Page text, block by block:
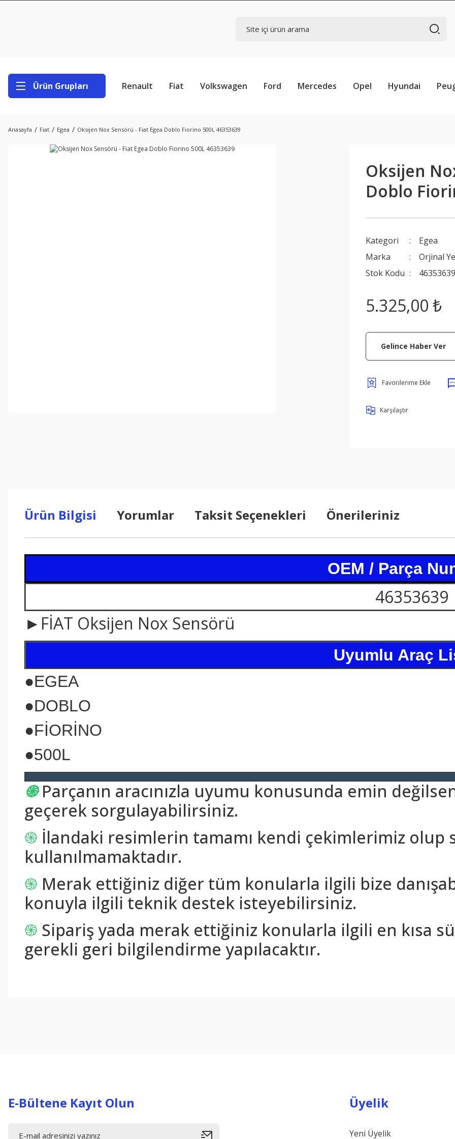
Ürün Grupları Renault Fiat Volkswagen Ford Mercedes Opel Hyundai
Anasayfa Fiat Egea Oksijen Nox Sensörü - Fiat Egea Doblo Fiorino 500L 46353639
Oksijen
Doblo
Kategori
Egea
Marka
Orjinal
Stok Kodu
46353639
5.325,00 ₺
Gelince Haber Ver
Karşılaştır
Ürün Bilgisi Yorumlar Taksit Seçenekleri Önerileriniz
OEM / Parça
46353639
►FİAT Oksijen Nox Sensörü
Uyumlu Araç
●EGEA
●DOBLO
●FİORİNO
●500L
֍ Parçanın aracınızla uyumu konusunda emin
geçerek sorgulayabilirsiniz.
֍ İlandaki resimlerin tamamı kendi çekimlerimiz olup
kullanılmamaktadır.
֍ Merak ettiğiniz diğer tüm konularla ilgili bize
konuyla ilgili teknik destek isteyebilirsiniz.
֍ Sipariş yada merak ettiğiniz konularla ilgili en kısa
gerekli geri bilgilendirme yapılacaktır.
E-Bültene Kayıt Olun Üyelik
Yeni Üyelik